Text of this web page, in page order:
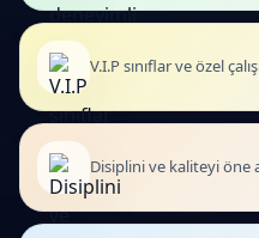
V.I.P sınıflar ve özel
Disiplini ve kaliteyi öne